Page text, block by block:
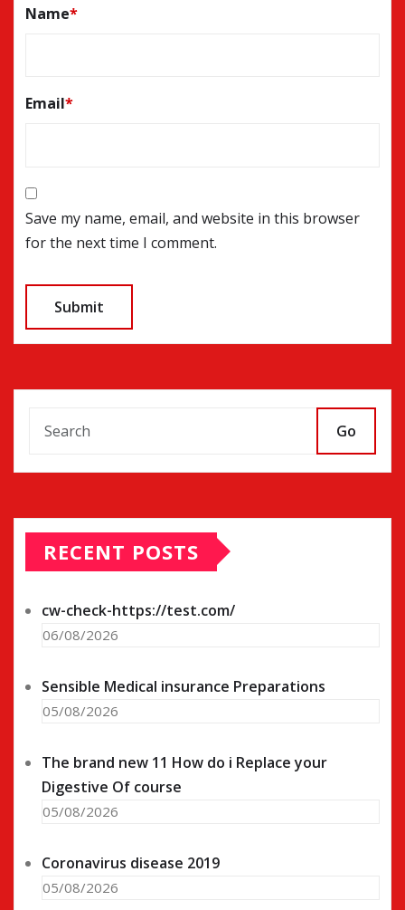
Name*
Email*
Save my name, email, and website in this browser
for the next time I comment.
Go
RECENT POSTS
cw-check-https://test.com/
06/08/2026
Sensible Medical insurance Preparations
05/08/2026
The brand new 11 How do i Replace your
Digestive Of course
05/08/2026
Coronavirus disease 2019
05/08/2026